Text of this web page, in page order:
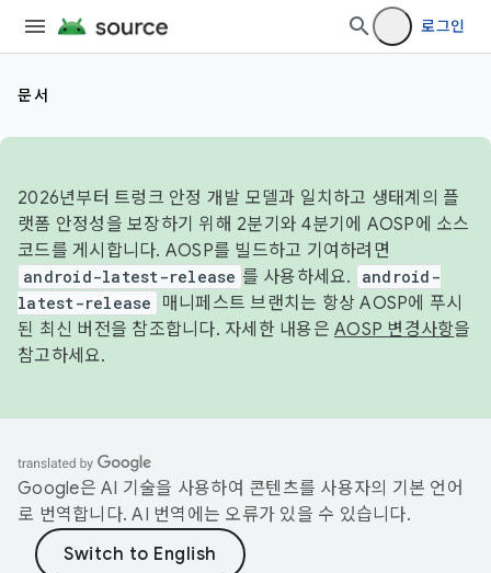
로그인
문서
2026년부터 트렁크 안정 개발 모델과 일치하고 생태계의 플
랫폼 안정성을 보장하기 위해 2분기와 4분기에 AOSP에 소스
코드를 게시합니다. AOSP를 빌드하고 기여하려면
android-latest-release 를 사용하세요.
android-
latest-release
매니페스트 브랜치는 항상 AOSP에 푸시
된 최신 버전을 참조합니다. 자세한 내용은 AOSP 변경사항을
참고하세요.
Google은 AI 기술을 사용하여 콘텐츠를 사용자의 기본 언어
로 번역합니다. AI 번역에는 오류가 있을 수 있습니다.